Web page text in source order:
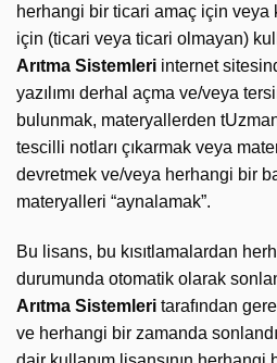
herhangi bir ticari amaç için veya
için (ticari veya ticari olmayan)
Arıtma Sistemleri internet
yazılımı derhal açma ve/veya
bulunmak, materyallerden
tescilli notları çıkarmak veya
devretmek ve/veya herhangi bir
materyalleri “aynalamak”.
Bu lisans, bu kısıtlamalardan
durumunda otomatik olarak
Arıtma Sistemleri tarafından
ve herhangi bir zamanda